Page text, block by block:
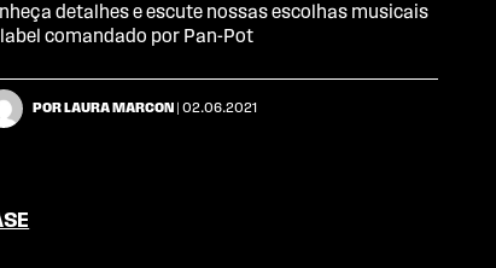
detalhes e escute nossas escolhas musicais
comandado por Pan-Pot
POR LAURA MARCON | 02.06.2021